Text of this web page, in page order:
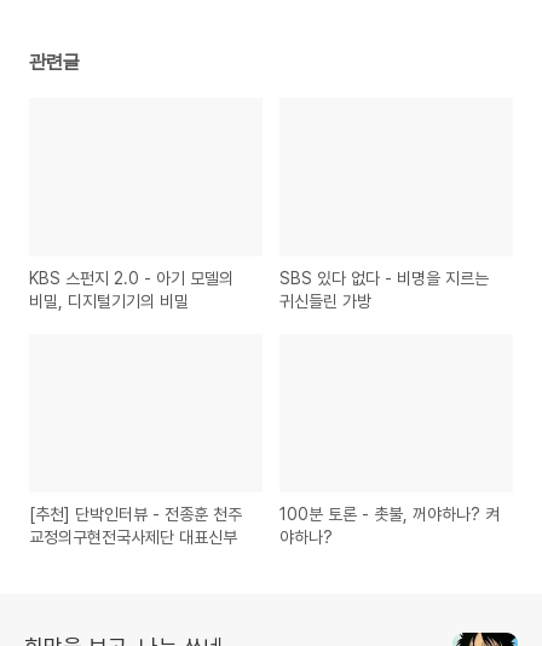
관련글
KBS 스펀지 2.0 - 아기 모델의
비밀, 디지털기기의 비밀
SBS 있다 없다 - 비명을 지르는
귀신들린 가방
[추천] 단박인터뷰 - 전종훈 천주
교정의구현전국사제단 대표신부
100분 토론 - 촛불, 꺼야하나? 켜
야하나?